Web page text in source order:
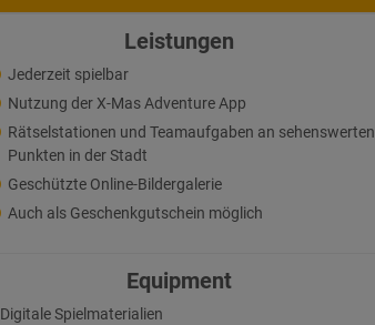
Leistungen
Jederzeit spielbar
Nutzung der X-Mas Adventure App
Rätselstationen und Teamaufgaben an sehenswerten
Punkten in der Stadt
Geschützte Online-Bildergalerie
Auch als Geschenkgutschein möglich
Equipment
Digitale Spielmaterialien